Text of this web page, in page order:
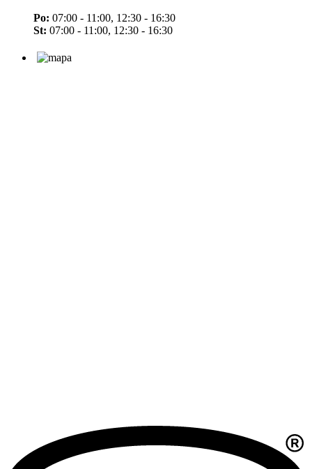
Po: 07:00 - 11:00, 12:30 - 16:30
St: 07:00 - 11:00, 12:30 - 16:30